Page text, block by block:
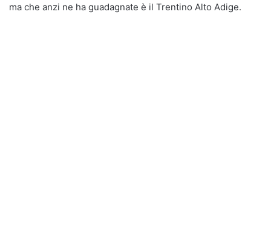
ma che anzi ne ha guadagnate è il Trentino Alto Adige.